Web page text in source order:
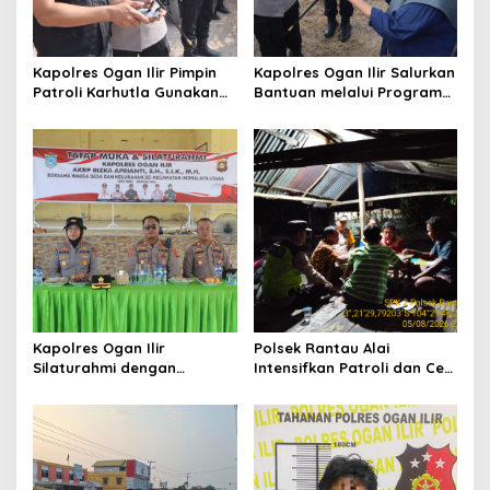
Kapolres Ogan Ilir Pimpin
Patroli Karhutla Gunakan
Perkuat Kesiapsiagaan
Hadapi Musim Kemarau
Kapolres Ogan Ilir Salurkan
Bantuan melalui Program
Kepedulian kepada
Masyarakat Desa Parit
Kapolres Ogan Ilir
Silaturahmi dengan
Utara, Perkuat Sinergi
Kamtibmas dan Antisipasi
Karhutla
Polsek Rantau Alai
Intensifkan Patroli dan Cek
Sinergi Jaga Kamtibmas